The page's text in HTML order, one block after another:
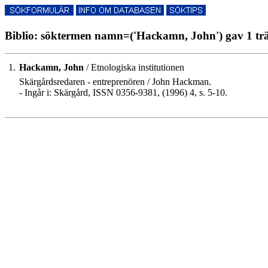
Biblio: söktermen namn=('Hackamn, John') gav 1
1. Hackamn, John / Etnologiska institutionen
Skärgårdsredaren - entreprenören / John Hackman.
- Ingår i: Skärgård, ISSN 0356-9381, (1996) 4, s. 5-10.